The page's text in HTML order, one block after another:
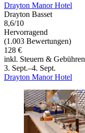
Drayton Manor Hotel
Drayton Basset
8,6/10
Hervorragend
(1.003 Bewertungen)
128 €
inkl. Steuern & Gebühren
3. Sept.–4. Sept.
Drayton Manor Hotel